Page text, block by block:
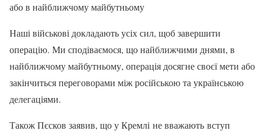
або в найближчому майбутньому
Наші військові докладають усіх сил, щоб завершити
операцію. Ми сподіваємося, що найближчими днями, в
найближчому майбутньому, операція досягне своєї мети або
закінчиться переговорами між російською та українською
делегаціями.
Також Пєсков заявив, що у Кремлі не вважають вступ